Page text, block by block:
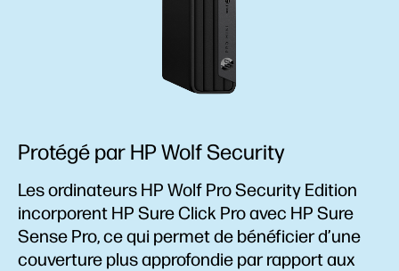
Protégé par HP Wolf Security
Les ordinateurs HP Wolf Pro Security Edition
incorporent HP Sure Click Pro avec HP Sure
Sense Pro, ce qui permet de bénéficier d’une
couverture plus approfondie par rapport aux